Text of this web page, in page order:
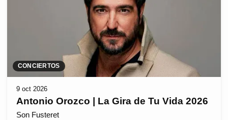
CONCIERTOS
9 oct 2026
Antonio Orozco | La Gira de Tu Vida 2026
Son Fusteret